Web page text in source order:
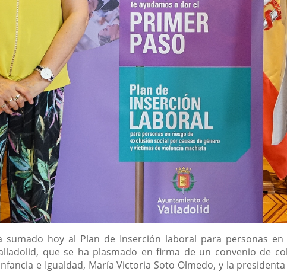
sumado hoy al Plan de Inserción laboral para personas
que se ha plasmado en firma de un convenio de
e Igualdad, María Victoria Soto Olmedo, y la